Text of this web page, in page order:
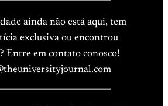
ainda não está aqui, tem
exclusiva ou encontrou
Entre em contato conosco!